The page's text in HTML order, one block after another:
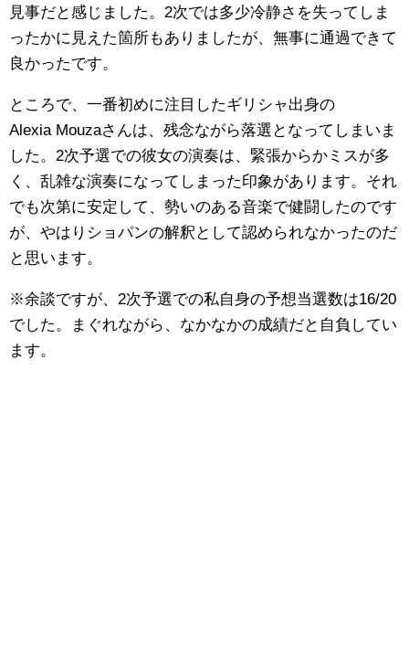
見事だと感じました。2次では多少冷静さを失ってしま
ったかに見えた箇所もありましたが、無事に通過できて
良かったです。
ところで、一番初めに注目したギリシャ出身の
Alexia Mouzaさんは、残念ながら落選となってしまいま
した。2次予選での彼女の演奏は、緊張からかミスが多
く、乱雑な演奏になってしまった印象があります。それ
でも次第に安定して、勢いのある音楽で健闘したのです
が、やはりショパンの解釈として認められなかったのだ
と思います。
※余談ですが、2次予選での私自身の予想当選数は16/20
でした。まぐれながら、なかなかの成績だと自負してい
ます。